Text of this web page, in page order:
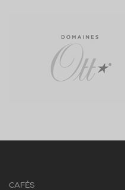
CAFÉS